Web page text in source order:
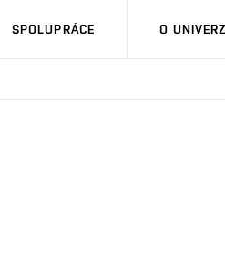
SPOLUPRÁCE O